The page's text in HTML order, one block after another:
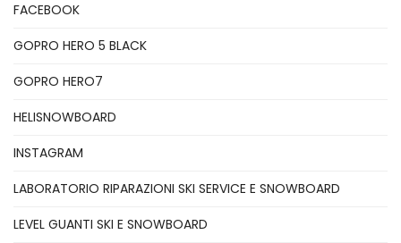
FACEBOOK
GOPRO HERO 5 BLACK
GOPRO HERO7
HELISNOWBOARD
INSTAGRAM
LABORATORIO RIPARAZIONI SKI SERVICE E SNOWBOARD
LEVEL GUANTI SKI E SNOWBOARD